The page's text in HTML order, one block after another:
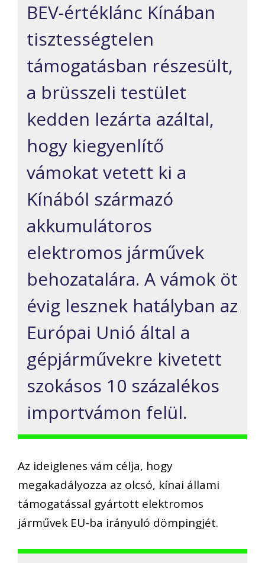
BEV-értéklánc Kínában
tisztességtelen
támogatásban részesült,
a brüsszeli testület
kedden lezárta azáltal,
hogy kiegyenlítő
vámokat vetett ki a
Kínából származó
akkumulátoros
elektromos járművek
behozatalára. A vámok öt
évig lesznek hatályban az
Európai Unió által a
gépjárművekre kivetett
szokásos 10 százalékos
importvámon felül.
Az ideiglenes vám célja, hogy
megakadályozza az olcsó, kínai állami
támogatással gyártott elektromos
járművek EU-ba irányuló dömpingjét.